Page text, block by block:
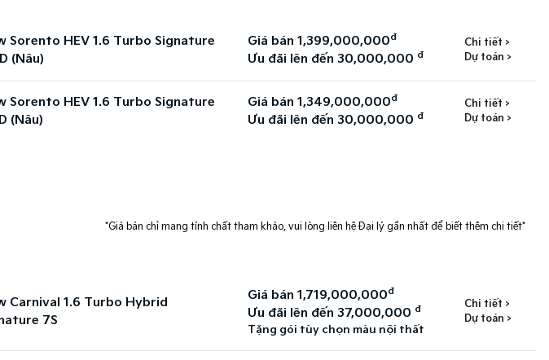
Sorento HEV 1.6 Turbo Signature
(Nâu)
Giá bán 1,399,000,000đ
Ưu đãi lên đến 30,000,000 đ
Chi tiết >
Dự toán >
Sorento HEV 1.6 Turbo Signature
(Nâu)
Giá bán 1,349,000,000đ
Ưu đãi lên đến 30,000,000 đ
Chi tiết >
Dự toán >
*Giá bán chỉ mang tính chất tham khảo, vui lòng liên hệ Đại lý gần nhất để biết thêm chi tiết*
Carnival 1.6 Turbo Hybrid
7S
Giá bán 1,719,000,000đ
Ưu đãi lên đến 37,000,000 đ
Tặng gói tùy chọn màu nội thất
Chi tiết >
Dự toán >